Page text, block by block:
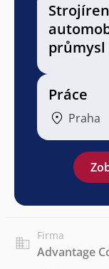
průmysl
Práce
Praha
Firma
Advantage